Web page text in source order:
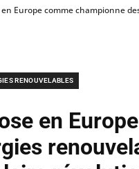
en Europe comme championne
RENOUVELABLES
en